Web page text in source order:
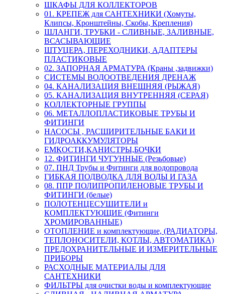
ШКАФЫ ДЛЯ КОЛЛЕКТОРОВ
01. КРЕПЕЖ для САНТЕХНИКИ (Хомуты,
Клипсы, Кронштейны, Скобы, Крепления)
ШЛАНГИ, ТРУБКИ - СЛИВНЫЕ, ЗАЛИВНЫЕ,
ВСАСЫВАЮЩИЕ
ШТУЦЕРА, ПЕРЕХОДНИКИ, АДАПТЕРЫ
ПЛАСТИКОВЫЕ
02. ЗАПОРНАЯ АРМАТУРА (Краны ,задвижки)
СИСТЕМЫ ВОДООТВЕДЕНИЯ ДРЕНАЖ
04. КАНАЛИЗАЦИЯ ВНЕШНЯЯ (РЫЖАЯ)
05. КАНАЛИЗАЦИЯ ВНУТРЕННЯЯ (СЕРАЯ)
КОЛЛЕКТОРНЫЕ ГРУППЫ
06. МЕТАЛЛОПЛАСТИКОВЫЕ ТРУБЫ И
ФИТИНГИ
НАСОСЫ , РАСШИРИТЕЛЬНЫЕ БАКИ И
ГИДРОАККУМУЛЯТОРЫ
ЕМКОСТИ,КАНИСТРЫ,БОЧКИ
12. ФИТИНГИ ЧУГУННЫЕ (Резьбовые)
07. ПНД Трубы и Фитинги для водопровода
ГИБКАЯ ПОДВОДКА ДЛЯ ВОДЫ И ГАЗА
08. ППР ПОЛИПРОПИЛЕНОВЫЕ ТРУБЫ И
ФИТИНГИ (белые)
ПОЛОТЕНЦЕСУШИТЕЛИ и
КОМПЛЕКТУЮЩИЕ (Фитинги
ХРОМИРОВАННЫЕ)
ОТОПЛЕНИЕ и комплектующие, (РАДИАТОРЫ,
ТЕПЛОНОСИТЕЛИ, КОТЛЫ, АВТОМАТИКА)
ПРЕДОХРАНИТЕЛЬНЫЕ И ИЗМЕРИТЕЛЬНЫЕ
ПРИБОРЫ
РАСХОДНЫЕ МАТЕРИАЛЫ ДЛЯ
САНТЕХНИКИ
ФИЛЬТРЫ для очистки воды и комплектующие